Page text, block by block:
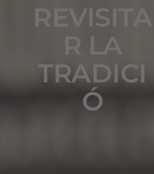
REVISITA
R LA
TRADICI
Ó